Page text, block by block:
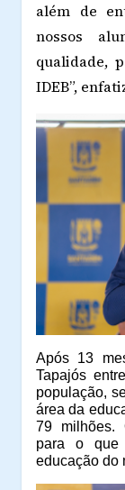
além de
nossos
qualidade,
IDEB”,
Após 13
Tapajós
população,
área da
79 milhões.
para o que
educação do